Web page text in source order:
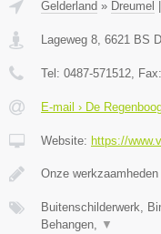
Gelderland » Dreumel
Lageweg 8 6621 BS
Tel: 0487-571512 , Fax:
E-mail › De
Website: https://
Onze
Buitenschilderwerk,
Behangen,
▼